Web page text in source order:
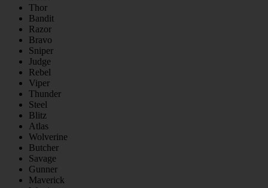
Thor
Bandit
Razor
Bravo
Sniper
Judge
Rebel
Viper
Thunder
Steel
Blitz
Atlas
Wolverine
Butcher
Savage
Gunner
Maverick